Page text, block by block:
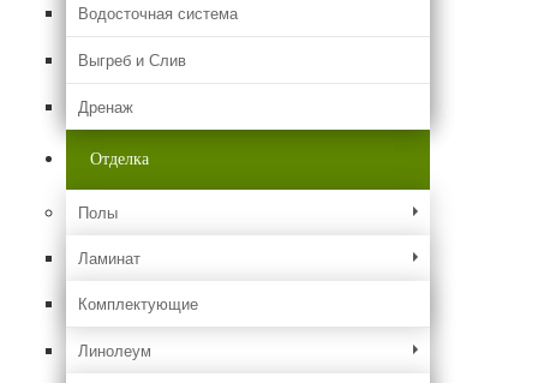
Водосточная система
Выгреб и Слив
Дренаж
Отделка
Полы
Ламинат
Комплектующие
Линолеум